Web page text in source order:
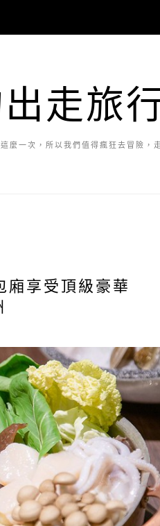
走旅
麼一次，所以我們值得瘋狂去冒險，
廂享受頂級豪華